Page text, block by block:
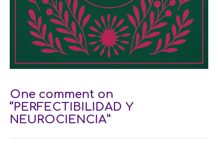
One comment on
“PERFECTIBILIDAD Y
NEUROCIENCIA”